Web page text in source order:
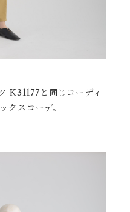
K31177と同じコーディ
クスコーデ。